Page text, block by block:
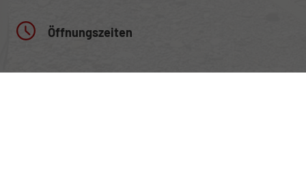
Öffnungszeiten